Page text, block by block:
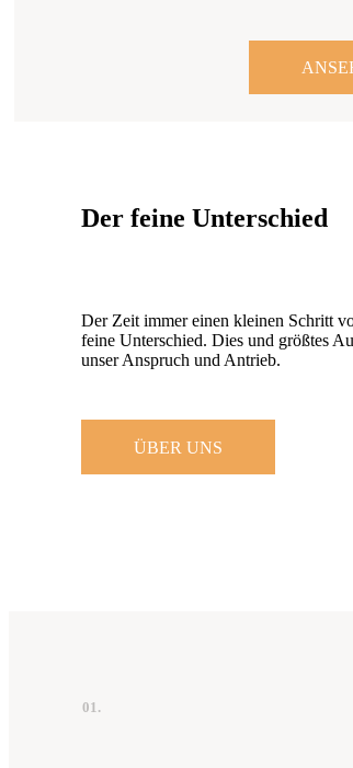
Der feine Unterschied
Der Zeit immer einen kleinen Schritt
feine Unterschied. Dies und größtes
unser Anspruch und Antrieb.
ÜBER UNS
01.